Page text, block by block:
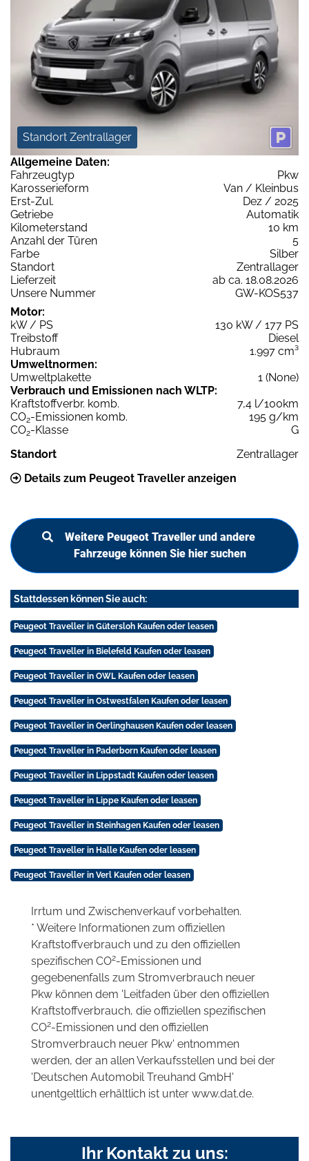
Standort Zentrallager
Allgemeine Daten:
Fahrzeugtyp
Pkw
Karosserieform
Van / Kleinbus
Erst-Zul.
Dez / 2025
Getriebe
Automatik
Kilometerstand
10 km
Anzahl der Türen
5
Farbe
Silber
Standort
Zentrallager
Lieferzeit
ab ca. 18.08.2026
Unsere Nummer
GW-KOS537
Motor:
kW / PS
130 kW / 177 PS
Treibstoff
Diesel
Hubraum
1.997 cm³
Umweltnormen:
Umweltplakette
1 (None)
Verbrauch und Emissionen nach WLTP:
Kraftstoffverbr. komb.
7,4 l/100km
CO2-Emissionen komb.
195 g/km
CO2-Klasse
G
Standort
Zentrallager
Details zum Peugeot Traveller anzeigen
Weitere Peugeot Traveller und andere
Fahrzeuge können Sie hier suchen
Stattdessen können Sie auch:
Peugeot Traveller in Gütersloh Kaufen oder leasen
Peugeot Traveller in Bielefeld Kaufen oder leasen
Peugeot Traveller in OWL Kaufen oder leasen
Peugeot Traveller in Ostwestfalen Kaufen oder leasen
Peugeot Traveller in Oerlinghausen Kaufen oder leasen
Peugeot Traveller in Paderborn Kaufen oder leasen
Peugeot Traveller in Lippstadt Kaufen oder leasen
Peugeot Traveller in Lippe Kaufen oder leasen
Peugeot Traveller in Steinhagen Kaufen oder leasen
Peugeot Traveller in Halle Kaufen oder leasen
Peugeot Traveller in Verl Kaufen oder leasen
Irrtum und Zwischenverkauf vorbehalten.
* Weitere Informationen zum offiziellen
Kraftstoffverbrauch und zu den offiziellen
spezifischen CO2-Emissionen und
gegebenenfalls zum Stromverbrauch neuer
Pkw können dem 'Leitfaden über den offiziellen
Kraftstoffverbrauch, die offiziellen spezifischen
CO2-Emissionen und den offiziellen
Stromverbrauch neuer Pkw' entnommen
werden, der an allen Verkaufsstellen und bei der
'Deutschen Automobil Treuhand GmbH'
unentgeltlich erhältlich ist unter www.dat.de.
Ihr Kontakt zu uns: